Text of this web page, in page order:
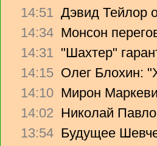
14:51 Дэвид Тейлор
14:34 Монсон
14:31 "Шахтер"
14:15 Олег Блохин:
14:10 Мирон
14:02 Николай
13:54 Будущее